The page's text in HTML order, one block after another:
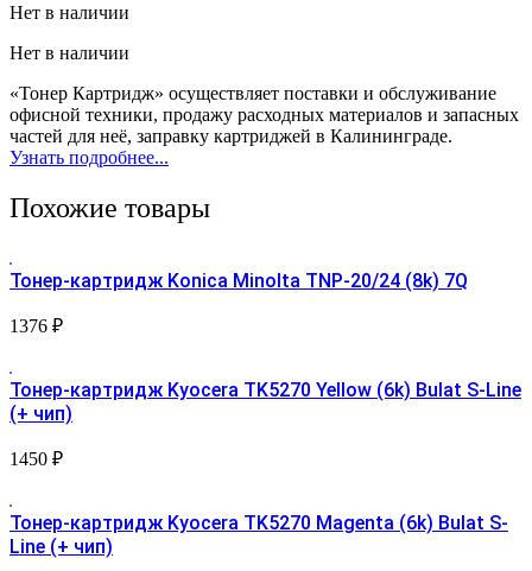
Нет в наличии
Нет в наличии
«Тонер Картридж» осуществляет поставки и обслуживание
офисной техники, продажу расходных материалов и запасных
частей для неё, заправку картриджей в Калининграде.
Узнать подробнее...
Похожие товары
Тонер-картридж Konica Minolta TNP-20/24 (8k) 7Q
1376 ₽
Тонер-картридж Kyocera TK5270 Yellow (6k) Bulat S-Line
(+ чип)
1450 ₽
Тонер-картридж Kyocera TK5270 Magenta (6k) Bulat S-
Line (+ чип)